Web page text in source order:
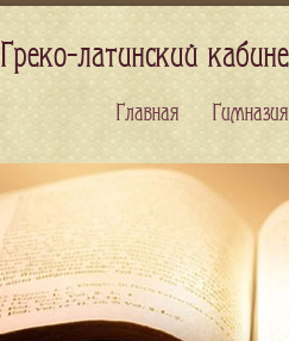
Греко-латинский
Главная Гимназия